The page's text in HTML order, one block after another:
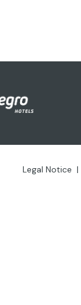
Legal Notice